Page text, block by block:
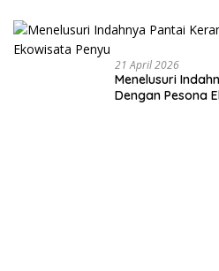
21 April 2026
Menelusuri
Dengan Pesona